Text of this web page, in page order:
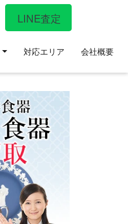
対応エリア 会社概要
LINE査定